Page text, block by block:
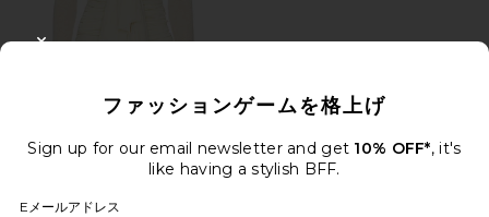
LUNA トップ
$390
ファッションゲームを格上げ
Sign up for our email newsletter and get 10% OFF*, it's
like having a stylish BFF.
Eメールアドレス